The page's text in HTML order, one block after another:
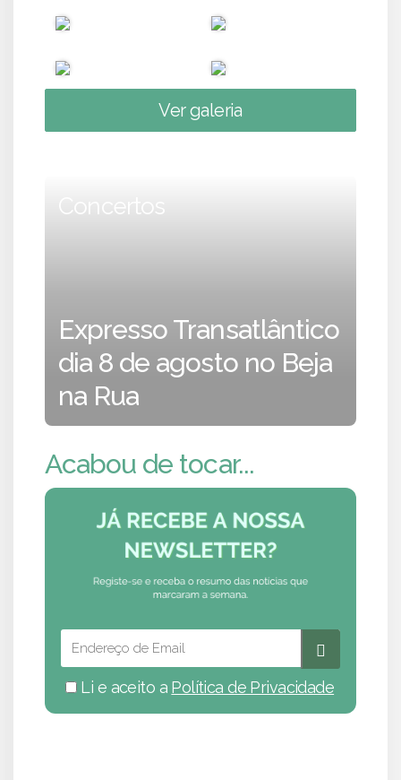
Ver galeria
Concertos
Expresso Transatlântico
dia 8 de agosto no Beja
na Rua
Acabou de tocar...
Li e aceito a Política de Privacidade